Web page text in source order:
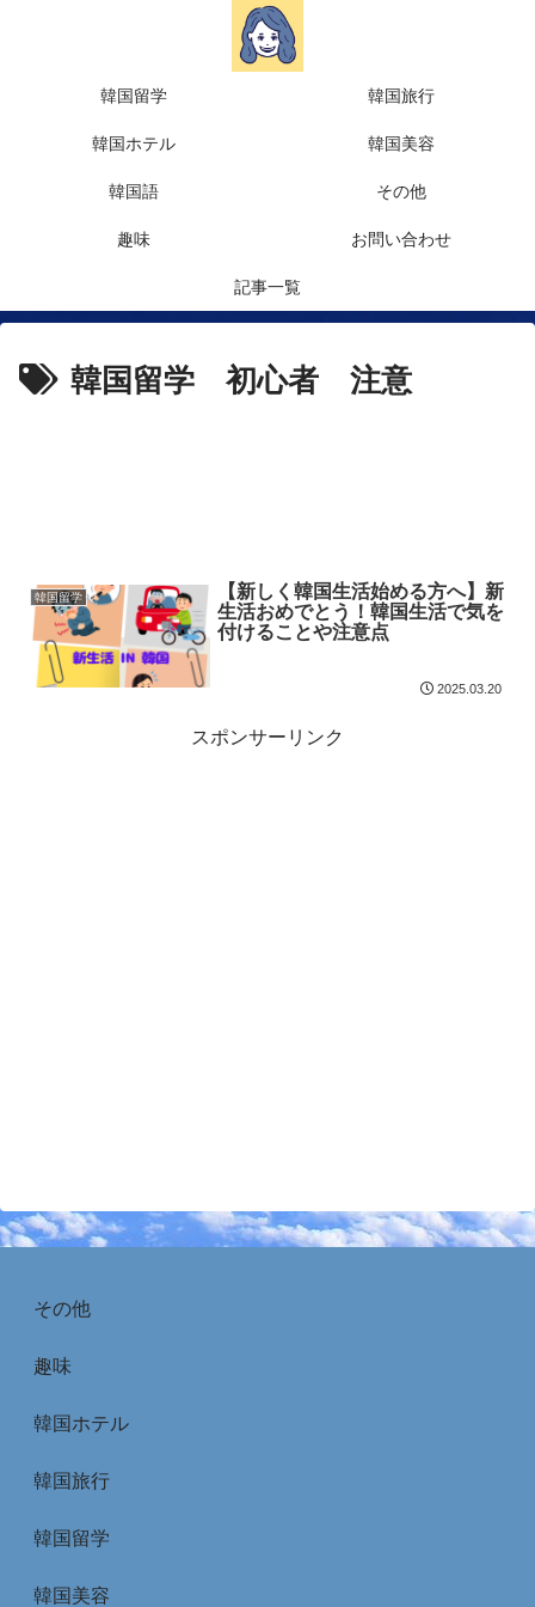
韓国留学 韓国旅行
韓国ホテル 韓国美容
韓国語 その他
趣味 お問い合わせ
記事一覧
韓国留学 初心者 注意
韓国留学
【新しく韓国生活始める方へ】新
生活おめでとう！韓国生活で気を
付けることや注意点
2025.03.20
スポンサーリンク
その他
趣味
韓国ホテル
韓国旅行
韓国留学
韓国美容